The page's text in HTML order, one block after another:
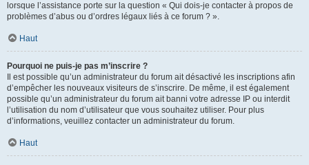
lorsque l’assistance porte sur la question « Qui dois-je contacter à propos de
problèmes d’abus ou d’ordres légaux liés à ce forum ? ».
Haut
Pourquoi ne puis-je pas m’inscrire ?
Il est possible qu’un administrateur du forum ait désactivé les inscriptions afin
d’empêcher les nouveaux visiteurs de s’inscrire. De même, il est également
possible qu’un administrateur du forum ait banni votre adresse IP ou interdit
l’utilisation du nom d’utilisateur que vous souhaitez utiliser. Pour plus
d’informations, veuillez contacter un administrateur du forum.
Haut